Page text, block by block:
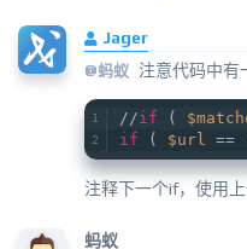
Jager
@蚂蚁 注意代码中有
//if (
if ( $url ==
注释下一个if，使用
蚂蚁